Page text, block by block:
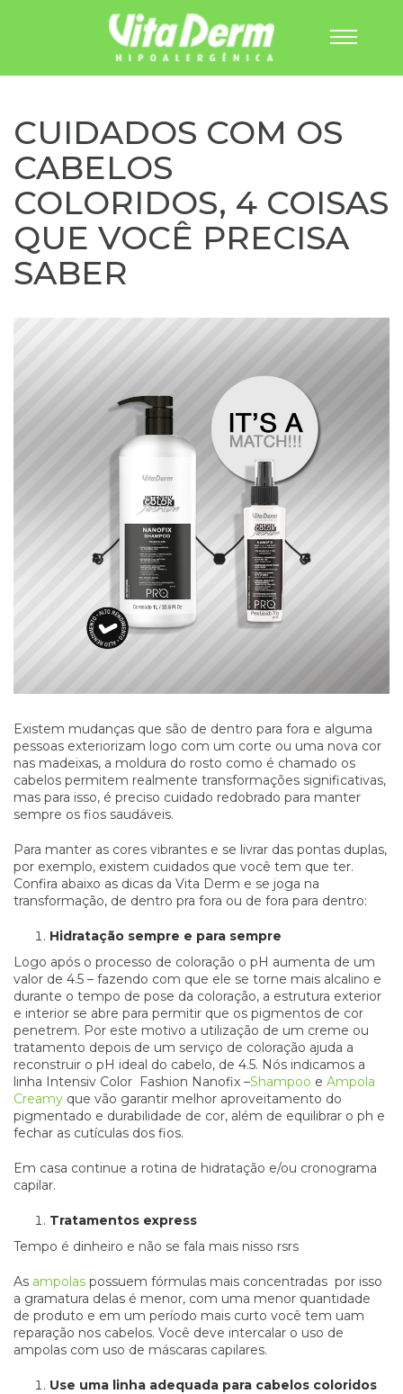
Pular
conteúdo
CUIDADOS COM OS
CABELOS
COLORIDOS, 4 COISAS
QUE VOCÊ PRECISA
SABER
Existem mudanças que são de dentro para fora e alguma
pessoas exteriorizam logo com um corte ou uma nova cor
nas madeixas, a moldura do rosto como é chamado os
cabelos permitem realmente transformações significativas,
mas para isso, é preciso cuidado redobrado para manter
sempre os fios saudáveis.
Para manter as cores vibrantes e se livrar das pontas duplas,
por exemplo, existem cuidados que você tem que ter.
Confira abaixo as dicas da Vita Derm e se joga na
transformação, de dentro pra fora ou de fora para dentro:
Hidratação sempre e para sempre
Logo após o processo de coloração o pH aumenta de um
valor de 4.5 – fazendo com que ele se torne mais alcalino e
durante o tempo de pose da coloração, a estrutura exterior
e interior se abre para permitir que os pigmentos de cor
penetrem. Por este motivo a utilização de um creme ou
tratamento depois de um serviço de coloração ajuda a
reconstruir o pH ideal do cabelo, de 4.5. Nós indicamos a
linha Intensiv Color Fashion Nanofix –Shampoo e Ampola
Creamy que vão garantir melhor aproveitamento do
pigmentado e durabilidade de cor, além de equilibrar o ph e
fechar as cutículas dos fios.
Em casa continue a rotina de hidratação e/ou cronograma
capilar.
Tratamentos express
Tempo é dinheiro e não se fala mais nisso rsrs
As ampolas possuem fórmulas mais concentradas por isso
a gramatura delas é menor, com uma menor quantidade
de produto e em um período mais curto você tem uam
reparação nos cabelos. Você deve intercalar o uso de
ampolas com uso de máscaras capilares.
Use uma linha adequada para cabelos coloridos